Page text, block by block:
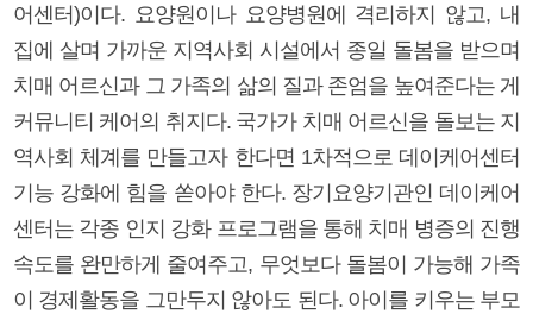
어센터)이다. 요양원이나 요양병원에 격리하지 않고, 내
집에 살며 가까운 지역사회 시설에서 종일 돌봄을 받으며
치매 어르신과 그 가족의 삶의 질과 존엄을 높여준다는 게
커뮤니티 케어의 취지다. 국가가 치매 어르신을 돌보는 지
역사회 체계를 만들고자 한다면 1차적으로 데이케어센터
기능 강화에 힘을 쏟아야 한다. 장기요양기관인 데이케어
센터는 각종 인지 강화 프로그램을 통해 치매 병증의 진행
속도를 완만하게 줄여주고, 무엇보다 돌봄이 가능해 가족
이 경제활동을 그만두지 않아도 된다. 아이를 키우는 부모